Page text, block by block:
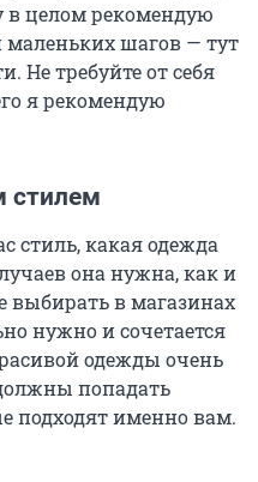
в целом рекомендую
маленьких шагов — тут
Не требуйте от себя
я рекомендую
стилем
стиль, какая одежда
она нужна, как и
выбирать в магазинах
нужно и сочетается
одежды очень
попадать
подходят именно вам.